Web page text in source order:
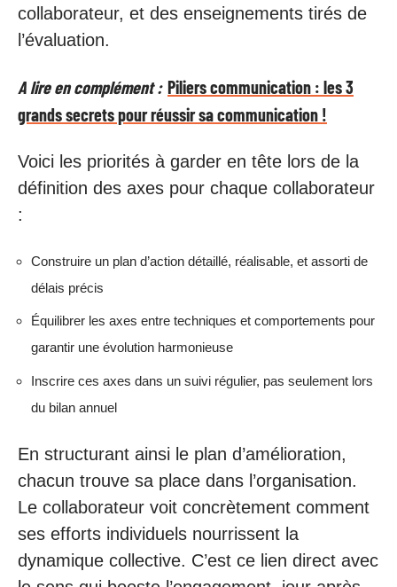
collaborateur, et des enseignements tirés de
l’évaluation.
A lire en complément : Piliers communication : les 3
grands secrets pour réussir sa communication !
Voici les priorités à garder en tête lors de la
définition des axes pour chaque collaborateur
:
Construire un plan d’action détaillé, réalisable, et assorti de
délais précis
Équilibrer les axes entre techniques et comportements pour
garantir une évolution harmonieuse
Inscrire ces axes dans un suivi régulier, pas seulement lors
du bilan annuel
En structurant ainsi le plan d’amélioration,
chacun trouve sa place dans l’organisation.
Le collaborateur voit concrètement comment
ses efforts individuels nourrissent la
dynamique collective. C’est ce lien direct avec